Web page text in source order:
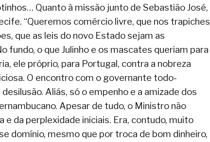
Quanto à missão junto de Sebastião José,
“Queremos comércio livre, que nos trapiches
que as leis do novo Estado sejam as
fundo, o que Julinho e os mascates queriam para
ele próprio, para Portugal, contra a nobreza
O encontro com o governante todo-
Aliás, só o empenho e a amizade dos
Apesar de tudo, o Ministro não
da perplexidade iniciais. Era, contudo, muito
domínio, mesmo que por troca de bom dinheiro,